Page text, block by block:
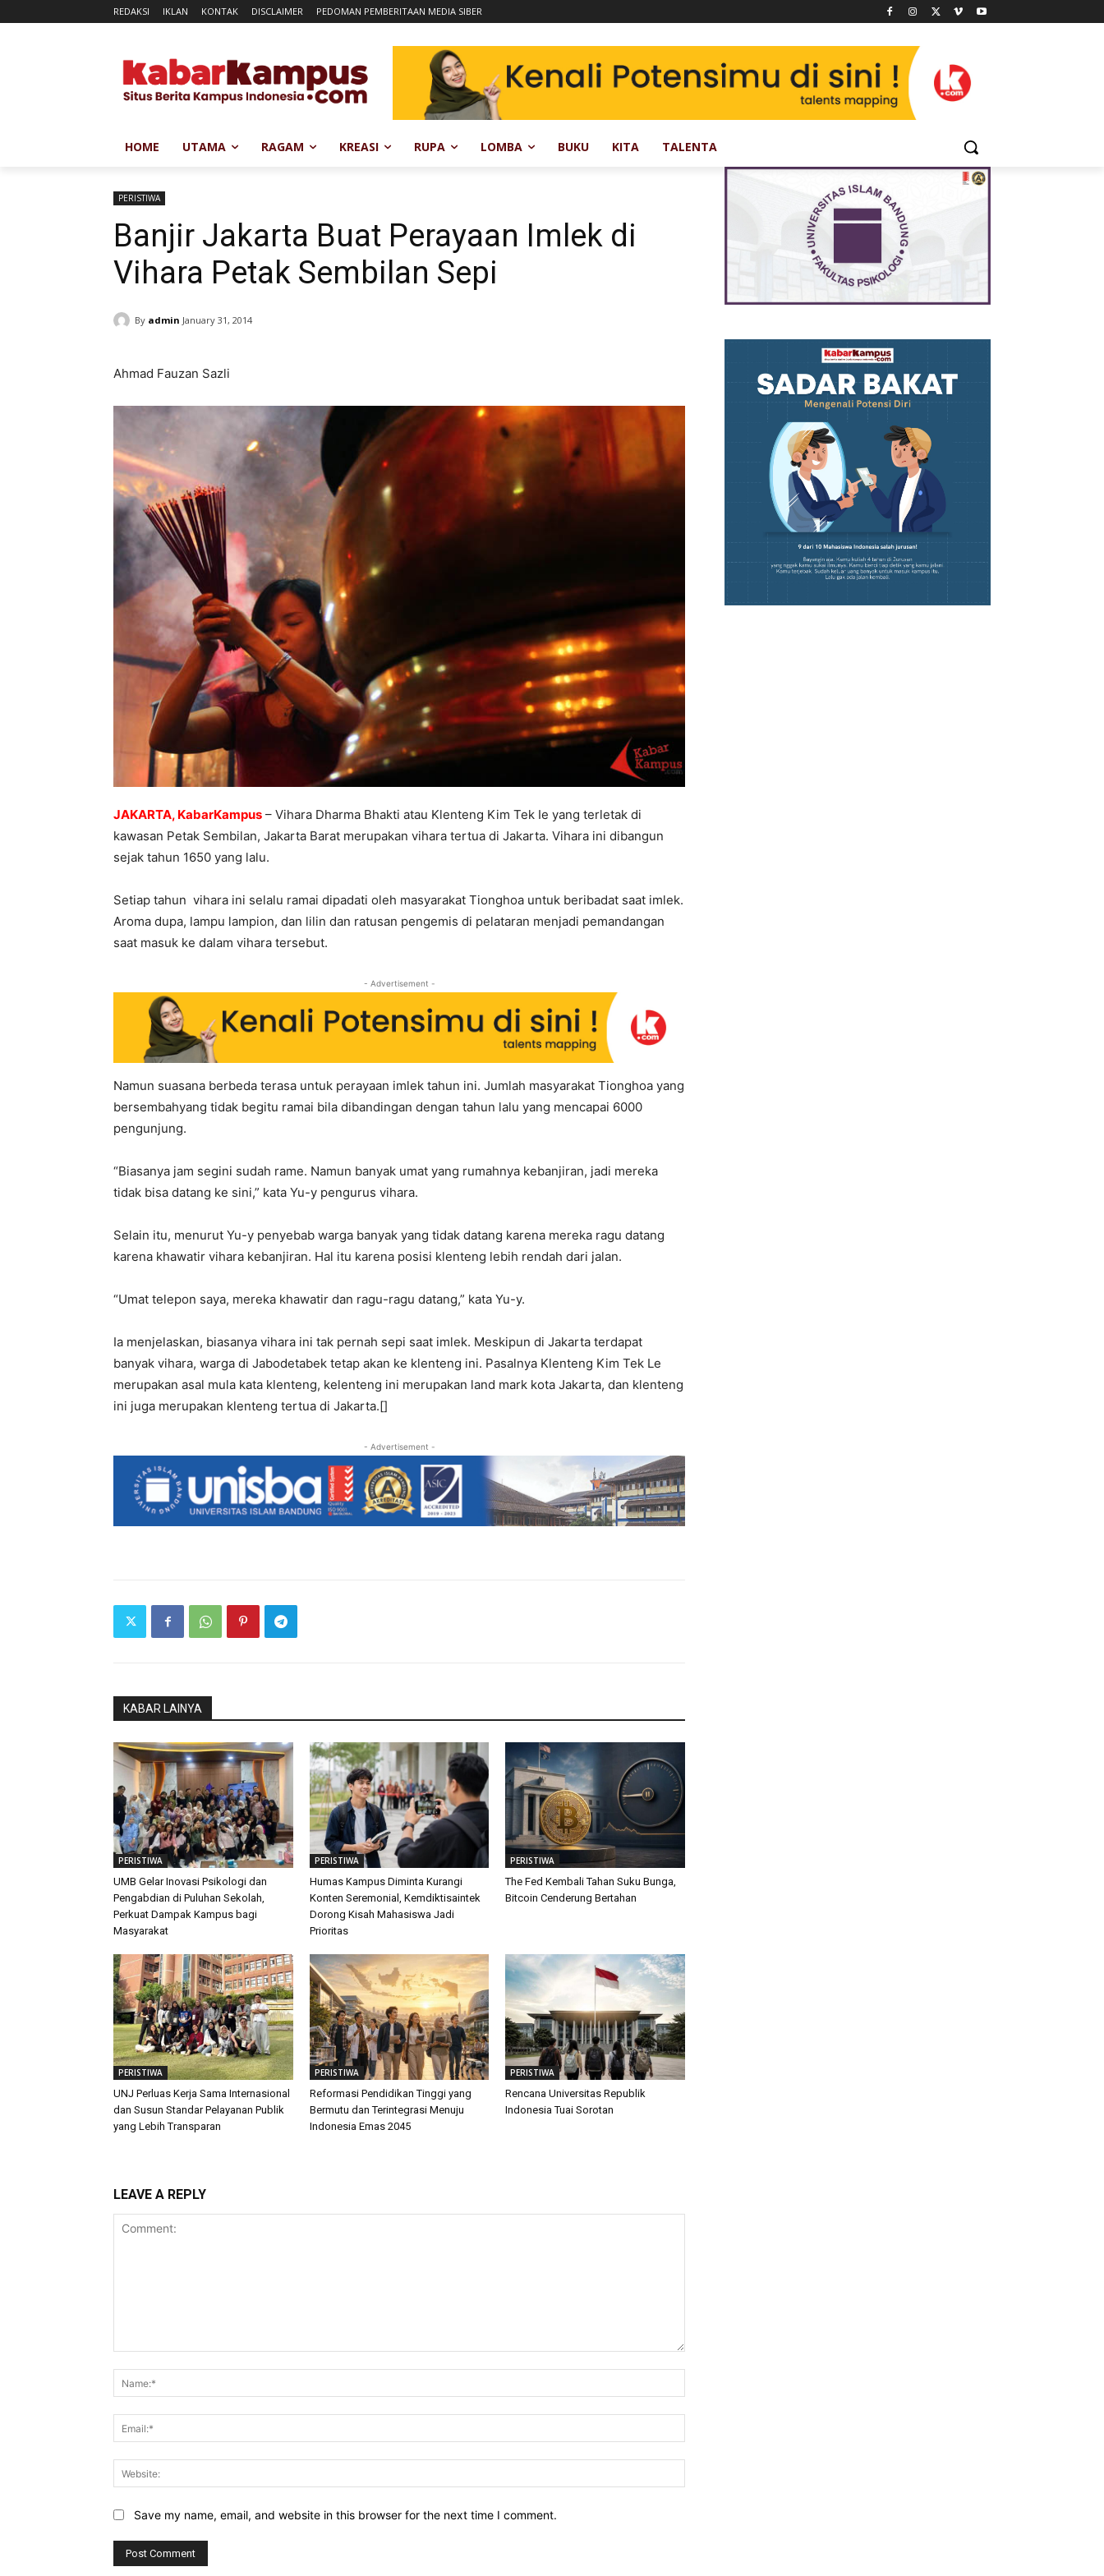
REDAKSI IKLAN KONTAK DISCLAIMER PEDOMAN PEMBERITAAN MEDIA SIBER
HOME UTAMA RAGAM KREASI RUPA LOMBA BUKU KITA TALENTA
PERISTIWA
Banjir Jakarta Buat Perayaan Imlek di
Vihara Petak Sembilan Sepi
By admin January 31, 2014
Ahmad Fauzan Sazli
JAKARTA, KabarKampus – Vihara Dharma Bhakti atau Klenteng Kim Tek Ie yang terletak di
kawasan Petak Sembilan, Jakarta Barat merupakan vihara tertua di Jakarta. Vihara ini dibangun
sejak tahun 1650 yang lalu.
Setiap tahun vihara ini selalu ramai dipadati oleh masyarakat Tionghoa untuk beribadat saat imlek.
Aroma dupa, lampu lampion, dan lilin dan ratusan pengemis di pelataran menjadi pemandangan
saat masuk ke dalam vihara tersebut.
- Advertisement -
Namun suasana berbeda terasa untuk perayaan imlek tahun ini. Jumlah masyarakat Tionghoa yang
bersembahyang tidak begitu ramai bila dibandingan dengan tahun lalu yang mencapai 6000
pengunjung.
“Biasanya jam segini sudah rame. Namun banyak umat yang rumahnya kebanjiran, jadi mereka
tidak bisa datang ke sini,” kata Yu-y pengurus vihara.
Selain itu, menurut Yu-y penyebab warga banyak yang tidak datang karena mereka ragu datang
karena khawatir vihara kebanjiran. Hal itu karena posisi klenteng lebih rendah dari jalan.
“Umat telepon saya, mereka khawatir dan ragu-ragu datang,” kata Yu-y.
Ia menjelaskan, biasanya vihara ini tak pernah sepi saat imlek. Meskipun di Jakarta terdapat
banyak vihara, warga di Jabodetabek tetap akan ke klenteng ini. Pasalnya Klenteng Kim Tek Le
merupakan asal mula kata klenteng, kelenteng ini merupakan land mark kota Jakarta, dan klenteng
ini juga merupakan klenteng tertua di Jakarta.[]
- Advertisement -
KABAR LAINYA
PERISTIWA
UMB Gelar Inovasi Psikologi dan
Pengabdian di Puluhan Sekolah,
Perkuat Dampak Kampus bagi
Masyarakat
PERISTIWA
Humas Kampus Diminta Kurangi
Konten Seremonial, Kemdiktisaintek
Dorong Kisah Mahasiswa Jadi
Prioritas
PERISTIWA
The Fed Kembali Tahan Suku Bunga,
Bitcoin Cenderung Bertahan
PERISTIWA
UNJ Perluas Kerja Sama Internasional
dan Susun Standar Pelayanan Publik
yang Lebih Transparan
PERISTIWA
Reformasi Pendidikan Tinggi yang
Bermutu dan Terintegrasi Menuju
Indonesia Emas 2045
PERISTIWA
Rencana Universitas Republik
Indonesia Tuai Sorotan
LEAVE A REPLY
Save my name, email, and website in this browser for the next time I comment.